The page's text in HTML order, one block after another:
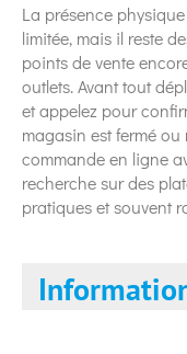
La présence
limitée, mais il reste
points de vente
outlets. Avant tout
et appelez pour
magasin est fermé
commande en ligne
recherche sur des
pratiques et souvent